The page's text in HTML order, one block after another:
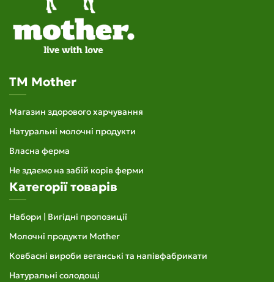
TM Mother
Магазин здорового харчування
Натуральні молочні продукти
Власна ферма
Не здаємо на забій корів ферми
Категорії товарів
Набори | Вигідні пропозиції
Молочні продукти Mother
Ковбасні вироби веганські та напівфабрикати
Натуральні солодощі